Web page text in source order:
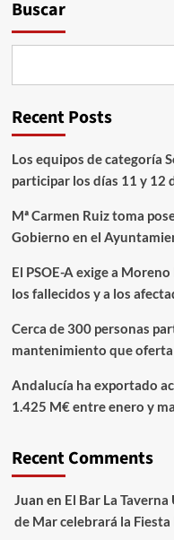
Buscar
Recent Posts
Los equipos de categoría
participar los días 11 y 12
Mª Carmen Ruiz toma
Gobierno en el
El PSOE-A exige a
los fallecidos y a los
Cerca de 300 personas
mantenimiento que oferta
Andalucía ha exportado
1.425 M€ entre enero y
Recent Comments
Juan en El Bar La
de Mar celebrará la